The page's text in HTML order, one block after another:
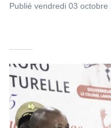
Publié vendredi 03 octobre